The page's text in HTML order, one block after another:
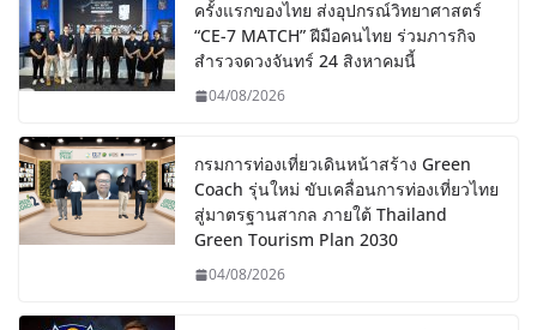
ครั้งแรกของไทย ส่งอุปกรณ์วิทยาศาสตร์
“CE-7 MATCH” ฝีมือคนไทย ร่วมภารกิจ
สำรวจดวงจันทร์ 24 สิงหาคมนี้
04/08/2026
กรมการท่องเที่ยวเดินหน้าสร้าง Green
Coach รุ่นใหม่ ขับเคลื่อนการท่องเที่ยวไทย
สู่มาตรฐานสากล ภายใต้ Thailand
Green Tourism Plan 2030
04/08/2026